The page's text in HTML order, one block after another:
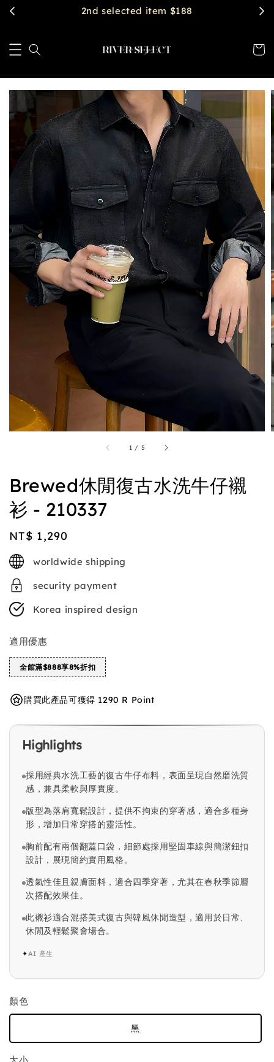
2nd selected item $188
1 / 5
Brewed休閒復古水洗牛仔襯
衫 - 210337
Regular
price
NT$ 1,290
worldwide shipping
security payment
Korea inspired design
適用優惠
全館滿$888享8%折扣
購買此產品可獲得 1290 R Point
Highlights
採用經典水洗工藝的復古牛仔布料，表面呈現自然磨洗質
感，兼具柔軟與厚實度。
版型為落肩寬鬆設計，提供不拘束的穿著感，適合多種身
形，增加日常穿搭的靈活性。
胸前配有兩個翻蓋口袋，細節處採用堅固車線與簡潔鈕扣
設計，展現簡約實用風格。
透氣性佳且親膚面料，適合四季穿著，尤其在春秋季節層
次搭配效果佳。
此襯衫適合混搭美式復古與韓風休閒造型，適用於日常、
休閒及輕鬆聚會場合。
✦AI 產生
顏色
黑